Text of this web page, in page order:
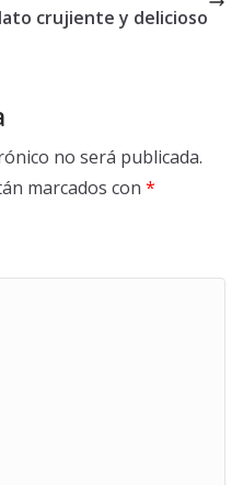
crujiente y delicioso
no será publicada.
marcados con *